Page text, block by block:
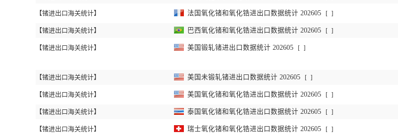
【锗进出口海关统计】
【锗进出口海关统计】
【锗进出口海关统计】
【锗进出口海关统计】
【锗进出口海关统计】
【锗进出口海关统计】
【锗进出口海关统计】
法国氧化锗和氧化锆进出口数据统计 202605 [ ]
巴西氧化锗和氧化锆进出口数据统计 202605 [ ]
美国锻轧锗进出口数据统计 202605 [ ]
美国未锻轧锗进出口数据统计 202605 [ ]
美国氧化锗和氧化锆进出口数据统计 202605 [ ]
泰国氧化锗和氧化锆进出口数据统计 202605 [ ]
瑞士氧化锗和氧化锆进出口数据统计 202605 [ ]